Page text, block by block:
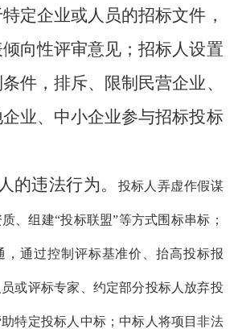
定企业或人员的招标文件，
向性评审意见；招标人设置
件，排斥、限制民营企业、
业、中小企业参与招标投标
的违法行为。
投标人弄虚作假谋
、组建“投标联盟”等方式围标串标；
，通过控制评标基准价、抬高投标报
或评标专家、约定部分投标人放弃投
特定投标人中标；中标人将项目非法